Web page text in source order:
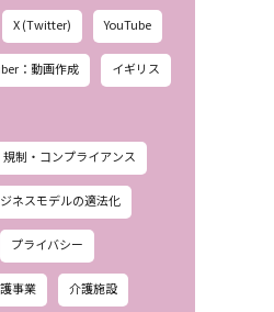
X (Twitter) YouTube
：動画作成 イギリス
制・コンプライアンス
ネスモデルの適法化
プライバシー
事業 介護施設